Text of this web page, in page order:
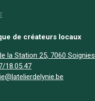
de créateurs locaux
la Station 25, 7060 Soignies
18.05.47